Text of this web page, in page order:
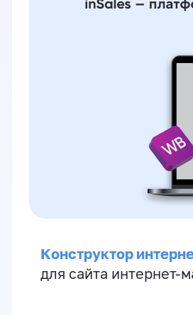
Конструктор
для сайта интернет-